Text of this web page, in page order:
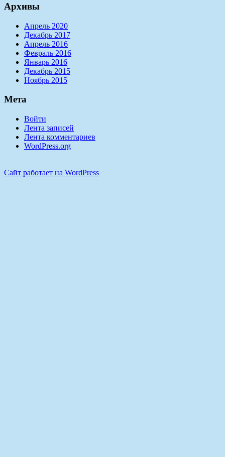
Архивы
Апрель 2020
Декабрь 2017
Апрель 2016
Февраль 2016
Январь 2016
Декабрь 2015
Ноябрь 2015
Мета
Войти
Лента записей
Лента комментариев
WordPress.org
Сайт работает на WordPress